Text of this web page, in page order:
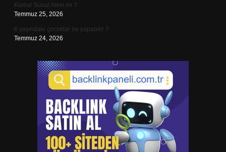
Kemal Sunal Alevi mi ?
Temmuz 25, 2026
6 yaşındaki çocuklar ne yapabilir ?
Temmuz 24, 2026